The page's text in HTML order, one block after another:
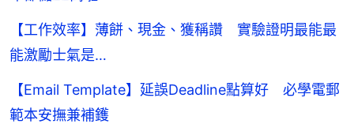
【工作效率】薄餅、現金、獲稱讚 實驗證明最能最
能激勵士氣是…
【Email Template】延誤Deadline點算好 必學電郵
範本安撫兼補鑊